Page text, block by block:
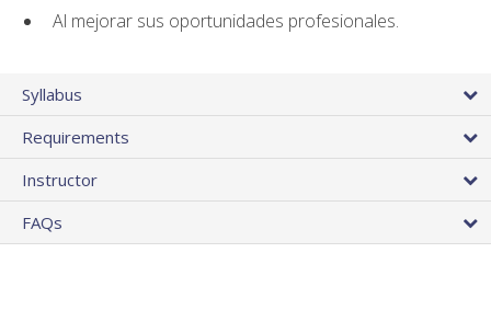
Al mejorar sus oportunidades profesionales.
Syllabus
Requirements
Instructor
FAQs